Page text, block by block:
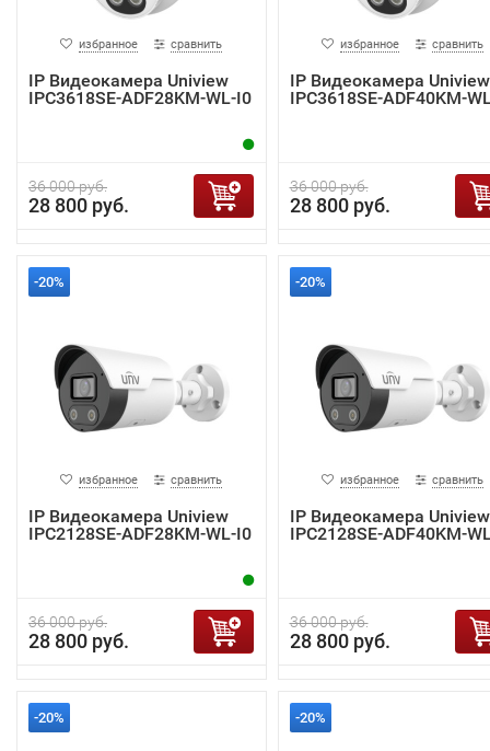
избранное сравнить
IP Видеокамера Uniview
IPC3618SE-ADF28KM-WL-I0
36 000 руб.
28 800 руб.
избранное сравнить
IP Видеокамера Uniview
IPC3618SE-ADF40KM-
36 000 руб.
28 800 руб.
-20%
избранное сравнить
IP Видеокамера Uniview
IPC2128SE-ADF28KM-WL-I0
36 000 руб.
28 800 руб.
-20%
избранное сравнить
IP Видеокамера Uniview
IPC2128SE-ADF40KM-
36 000 руб.
28 800 руб.
-20% -20%